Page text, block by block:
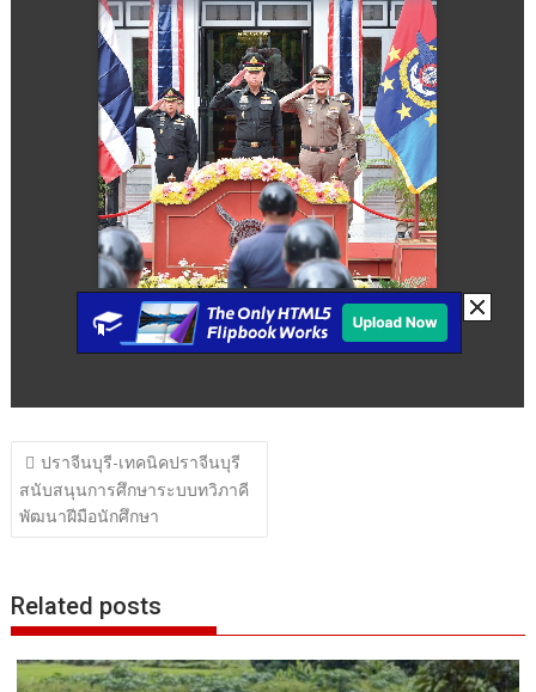
แนะแนว
เรื่อง
ปราจีนบุรี-เทคนิคปราจีนบุรี
สนับสนุนการศึกษาระบบทวิภาคี
พัฒนาฝีมือนักศึกษา
Related posts